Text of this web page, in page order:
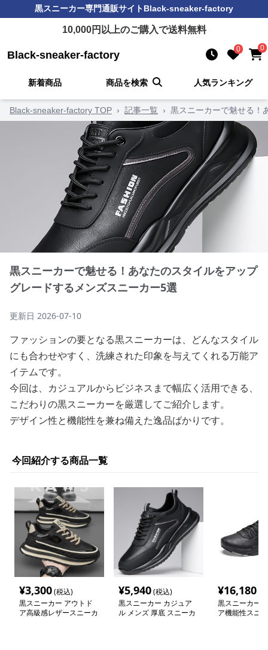
黒スニーカー専門通販サイトBlack-sneaker-factory
10,000円以上のご購入で送料無料
Black-sneaker-factory 0 0
新着商品 商品を検索 人気ランキング
Black-sneaker-factory TOP › 記事一覧 › 黒スニーカーで魅せる！
黒スニーカーで魅せる！あなたのスタイルをアップ
グレードするメンズスニーカー5選
更新日 2026-07-10
ファッションの要となる黒スニーカーは、どんなスタイル
にも合わせやすく、洗練された印象を与えてくれる万能ア
イテムです。
今回は、カジュアルからビジネスまで幅広く活用できる、
こだわりの黒スニーカーを厳選してご紹介します。
デザイン性と機能性を兼ね備えた逸品ばかりです。
今回紹介する商品一覧
¥3,300(税込)
黒スニーカー アウトド
ア高級感レザースニーカ
¥5,940(税込)
黒スニーカー カジュア
ル メンズ 厚底 スニーカ
¥16,180
黒スニーカー
ア機能性スニ